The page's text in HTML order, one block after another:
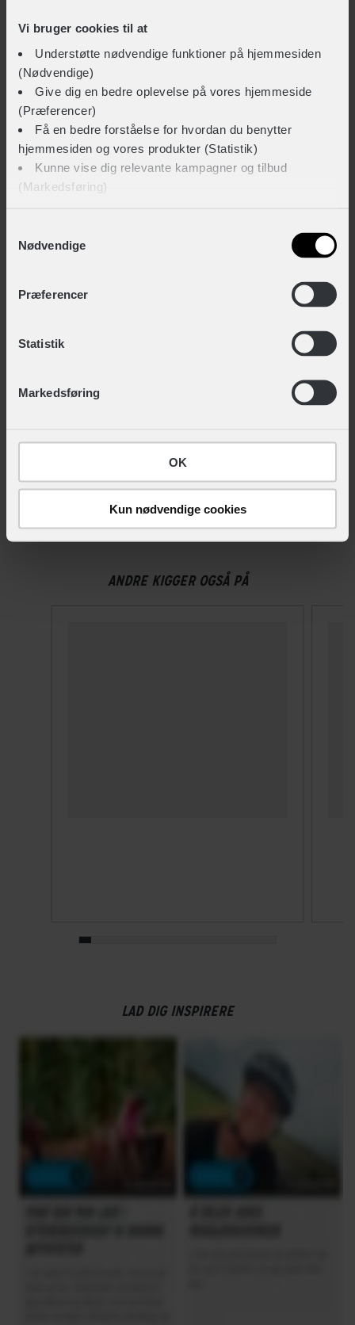
Vi bruger cookies til at
Understøtte nødvendige funktioner på hjemmesiden
(Nødvendige)
Give dig en bedre oplevelse på vores hjemmeside
(Præferencer)
Få en bedre forståelse for hvordan du benytter
hjemmesiden og vores produkter (Statistik)
Kunne vise dig relevante kampagner og tilbud
(Markedsføring)
cookies til alle disse formål. Du kan også bruge
formål. Vælg formål og ‘Gem indstillinger’.
Du kan til enhver tid trække dit samtykke tilbage eller
ændre det ved at klikke på linket "Brug af cookies"
Nødvendige
Præferencer
Statistik
Markedsføring
OK
Kun nødvendige cookies
TEKNISKE SPECIFIKATIONER
Høj synlighed
Nej
Indbygget lygte
Ja
Nej
Klikspænde
MIPS
NTA-godkendt
Nej
Ventilationshuller
9
Vis mere
LIGNENDE PRODUKTER
ANDRE KIGGER OGSÅ PÅ
LAD DIG INSPIRERE